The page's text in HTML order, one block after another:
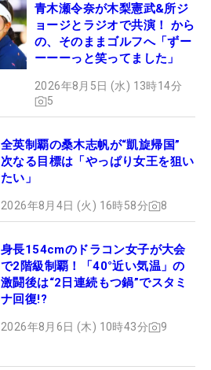
青木瀬令奈が木梨憲武&所ジ
ョージとラジオで共演！ から
の、そのままゴルフへ「ずー
ーーーっと笑ってました」
2026年8月5日 (水) 13時14分
5
全英制覇の桑木志帆が“凱旋帰国”
次なる目標は「やっぱり女王を狙い
たい」
2026年8月4日 (火) 16時58分 8
身長154cmのドラコン女子が大会
で2階級制覇！「40°近い気温」の
激闘後は“2日連続もつ鍋”でスタミ
ナ回復!?
2026年8月6日 (木) 10時43分 9